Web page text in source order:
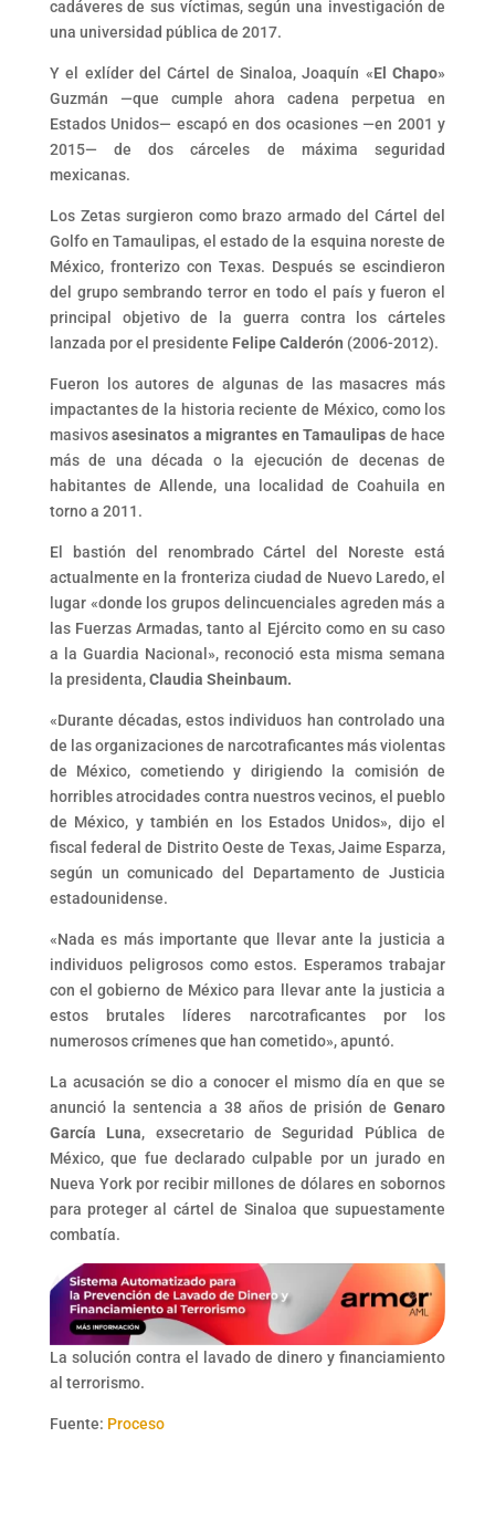
cadáveres de sus víctimas, según una investigación de
una universidad pública de 2017.
Y el exlíder del Cártel de Sinaloa, Joaquín «El Chapo»
Guzmán —que cumple ahora cadena perpetua en
Estados Unidos— escapó en dos ocasiones —en 2001 y
2015— de dos cárceles de máxima seguridad
mexicanas.
Los Zetas surgieron como brazo armado del Cártel del
Golfo en Tamaulipas, el estado de la esquina noreste de
México, fronterizo con Texas. Después se escindieron
del grupo sembrando terror en todo el país y fueron el
principal objetivo de la guerra contra los cárteles
lanzada por el presidente Felipe Calderón (2006-2012).
Fueron los autores de algunas de las masacres más
impactantes de la historia reciente de México, como los
masivosasesinatos a migrantes en Tamaulipas de hace
más de una década o la ejecución de decenas de
habitantes de Allende, una localidad de Coahuila en
torno a 2011.
El bastión del renombrado Cártel del Noreste está
actualmente en la fronteriza ciudad de Nuevo Laredo, el
lugar «donde los grupos delincuenciales agreden más a
las Fuerzas Armadas, tanto al Ejército como en su caso
a la Guardia Nacional», reconoció esta misma semana
la presidenta,Claudia Sheinbaum.
«Durante décadas, estos individuos han controlado una
de las organizaciones de narcotraficantes más violentas
de México, cometiendo y dirigiendo la comisión de
horribles atrocidades contra nuestros vecinos, el pueblo
de México, y también en los Estados Unidos», dijo el
fiscal federal de Distrito Oeste de Texas, Jaime Esparza,
según un comunicado del Departamento de Justicia
estadounidense.
«Nada es más importante que llevar ante la justicia a
individuos peligrosos como estos. Esperamos trabajar
con el gobierno de México para llevar ante la justicia a
estos brutales líderes narcotraficantes por los
numerosos crímenes que han cometido», apuntó.
La acusación se dio a conocer el mismo día en que se
anunció la sentencia a 38 años de prisión deGenaro
García Luna, exsecretario de Seguridad Pública de
México, que fue declarado culpable por un jurado en
Nueva York por recibir millones de dólares en sobornos
para proteger al cártel de Sinaloa que supuestamente
combatía.
La solución contra el lavado de dinero y financiamiento
al terrorismo.
Fuente: Proceso